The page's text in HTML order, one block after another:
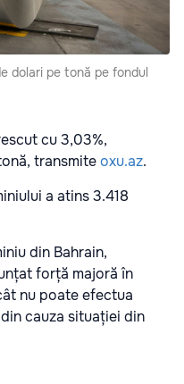
dolari pe tonă pe fondul
cu 3,03%,
transmiteoxu.az.
a atins 3.418
din Bahrain,
forță majoră în
nu poate efectua
cauza situației din